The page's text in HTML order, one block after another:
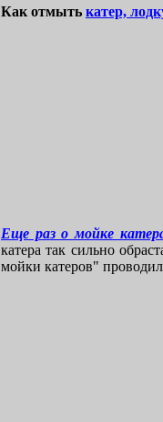
Как отмыть катер,
Еще раз о мойке
катера так сильно
мойки катеров"